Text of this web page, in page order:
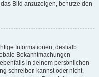
Bild anzuzeigen, benutze den
Informationen, deshalb
Bekanntmachungen
in deinem persönlichen
schreiben kannst oder nicht,